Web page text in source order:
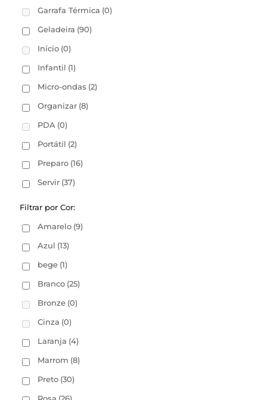
Garrafa Térmica (0)
Geladeira (90)
Início (0)
Infantil (1)
Micro-ondas (2)
Organizar (8)
PDA (0)
Portátil (2)
Preparo (16)
Servir (37)
Filtrar por Cor:
Amarelo (9)
Azul (13)
bege (1)
Branco (25)
Bronze (0)
Cinza (0)
Laranja (4)
Marrom (8)
Preto (30)